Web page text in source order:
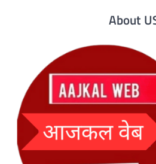
About